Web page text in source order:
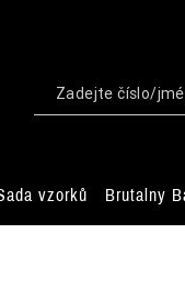
vzorků Brutalny